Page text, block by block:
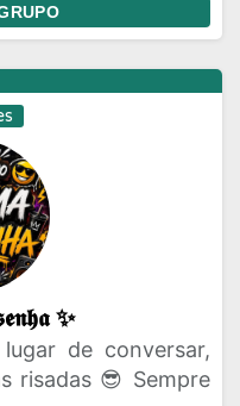
✨
de conversar,
risadas 😎 Sempre